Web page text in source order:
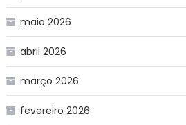
maio 2026
abril 2026
março 2026
fevereiro 2026